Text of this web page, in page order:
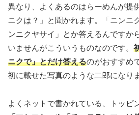
異なり、よくあるのはらーめんが提
ニクは？」と聞かれます。「ニンニ
ンニクヤサイ」とか答えるんですか
いませんがこういうものなのです。
ニクで」とだけ答えるのがおすすめ
初に載せた写真のような二郎になり
よくネットで書かれている、トッピ